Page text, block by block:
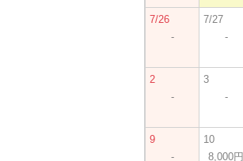
7/26
-
7/27
-
2
-
3
-
9
-
10
8,000円